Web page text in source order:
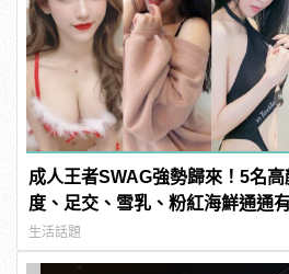
成人王者SWAG強勢歸來！5名
度、足交、雪乳、粉紅海鮮通通
連結！ | manfashion這樣變型男
生活話題